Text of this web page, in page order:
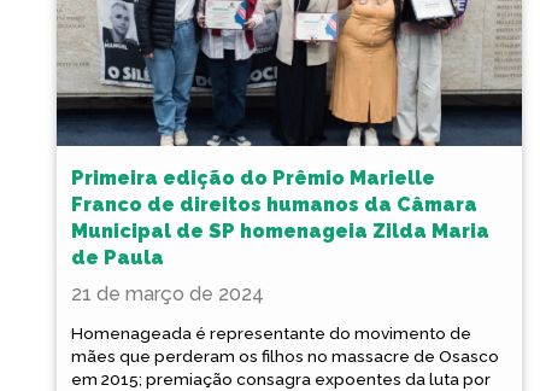
Primeira edição do Prêmio Marielle
Franco de direitos humanos da Câmara
Municipal de SP homenageia Zilda Maria
de Paula
21 de março de 2024
Homenageada é representante do movimento de
mães que perderam os filhos no massacre de Osasco
em 2015; premiação consagra expoentes da luta por